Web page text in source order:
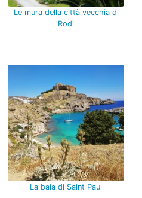
Le mura della città vecchia di
Rodi
La baia di Saint Paul